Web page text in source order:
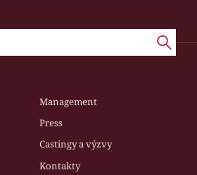
Management
Press
Castingy a výzvy
Kontakty